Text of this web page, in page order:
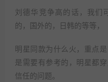
刘德华竞争高的话，我们
的，国外的，日韩的等等，
明星同款为什么火，重点
是需要有参考的，明星都
信任的问题。